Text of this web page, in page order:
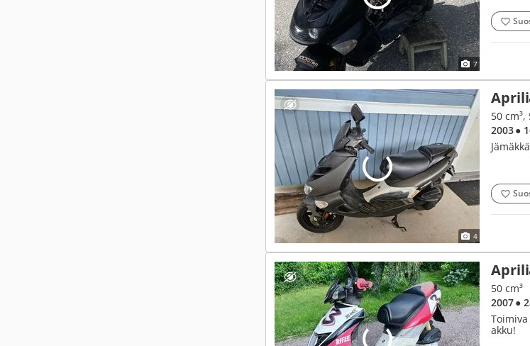
7
4
50 cm³,
2003●
50 cm³
2007●
akku!